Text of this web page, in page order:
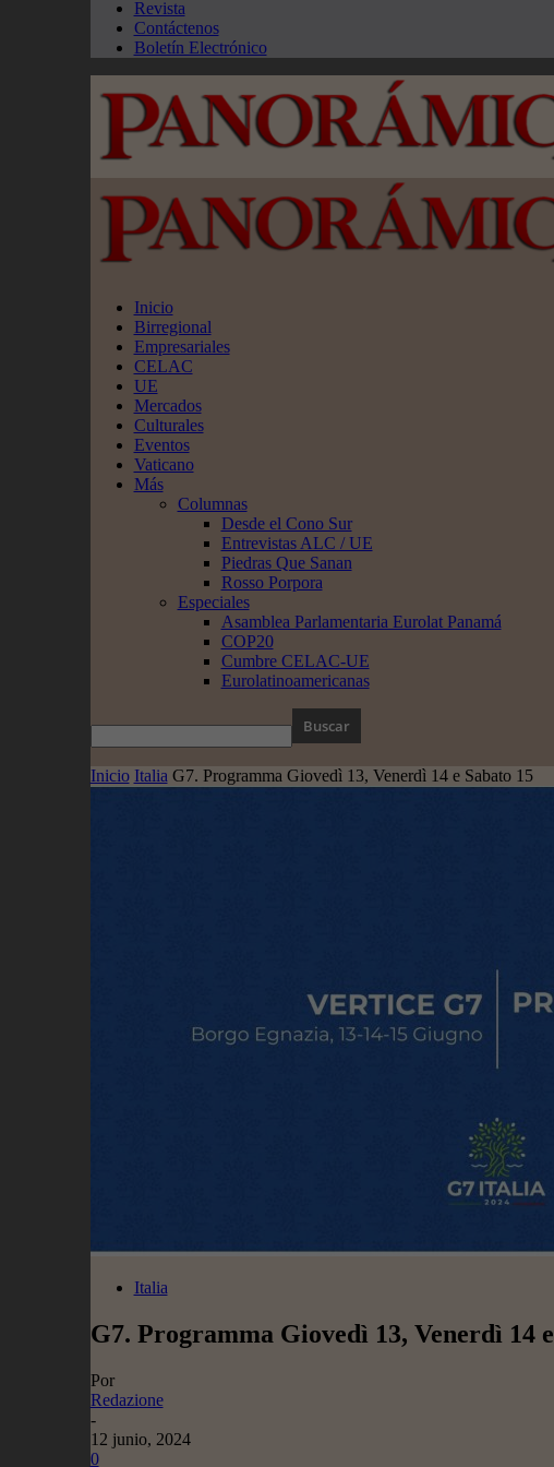
Revista
Contáctenos
Boletín Electrónico
Inicio
Birregional
Empresariales
CELAC
UE
Mercados
Culturales
Eventos
Vaticano
Más
Columnas
Desde el Cono Sur
Entrevistas ALC / UE
Piedras Que Sanan
Rosso Porpora
Especiales
Asamblea Parlamentaria Eurolat Panamá
COP20
Cumbre CELAC-UE
Eurolatinoamericanas
Inicio Italia G7. Programma Giovedì 13, Venerdì 14 e Sabato 15
Italia
G7. Programma Giovedì 13, Venerdì 14
Por
Redazione
-
12 junio, 2024
0